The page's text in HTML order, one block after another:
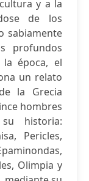
y a la
de los
sabiamente
profundos
época, el
un relato
la Grecia
hombres
historia:
Pericles,
Olimpia y